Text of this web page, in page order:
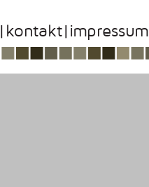
|kontakt|impressum